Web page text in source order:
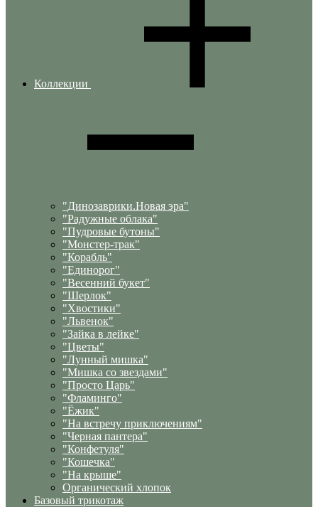
Коллекции
"Динозаврики.Новая эра"
"Радужные облака"
"Пудровые бутоны"
"Монстер-трак"
"Корабль"
"Единорог"
"Весенний букет"
"Шерлок"
"Хвостики"
"Львенок"
"Зайка в лейке"
"Цветы"
"Лунный мишка"
"Мишка со звездами"
"Просто Царь"
"Фламинго"
"Ёжик"
"На встречу приключениям"
"Черная пантера"
"Конфетуля"
"Кошечка"
"На крыше"
Органический хлопок
Базовый трикотаж